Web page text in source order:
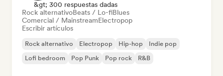
&gt; 300 respuestas dadas
Rock alternativoBeats / Lo-fiBlues
Comercial / MainstreamElectropop
Escribir artículos
Rock alternativo Electropop Hip-hop
Indie pop
Lofi bedroom
Pop Punk Pop rock R&B